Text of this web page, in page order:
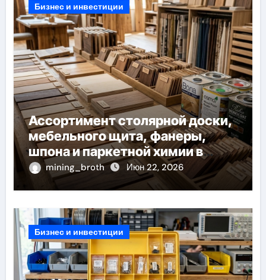
Бизнес и инвестиции
Ассортимент столярной доски,
мебельного щита, фанеры,
шпона и паркетной химии в
каталоге
mining_broth Июн 22, 2026
Бизнес и инвестиции